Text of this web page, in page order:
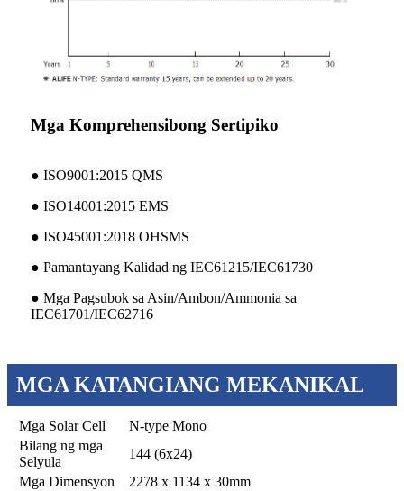
Mga Komprehensibong Sertipiko
● ISO9001:2015 QMS
● ISO14001:2015 EMS
● ISO45001:2018 OHSMS
● Pamantayang Kalidad ng IEC61215/IEC61730
● Mga Pagsubok sa Asin/Ambon/Ammonia sa
IEC61701/IEC62716
MGA KATANGIANG MEKANIKAL
Mga Solar Cell
N-type Mono
Bilang ng mga
Selyula
144 (6x24)
Mga Dimensyon
2278 x 1134 x 30mm